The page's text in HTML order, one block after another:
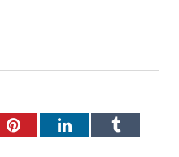
PinterestLinkedInTumblr